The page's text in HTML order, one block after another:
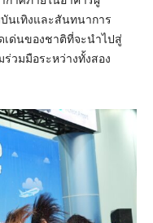
นเทิงและสันทนาการ
ด่นของชาติที่จะนำไปสู่
วมมือระหว่างทั้งสอง